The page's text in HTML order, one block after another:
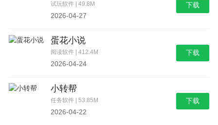
试玩软件 | 49.8M
2026-04-27
下载
蛋花小说
阅读软件 | 412.4M
2026-04-24
下载
小转帮
任务软件 | 53.85M
2026-04-22
下载